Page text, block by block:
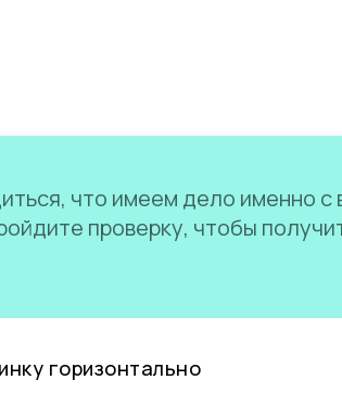
что имеем дело именно с
проверку, чтобы
горизонтально